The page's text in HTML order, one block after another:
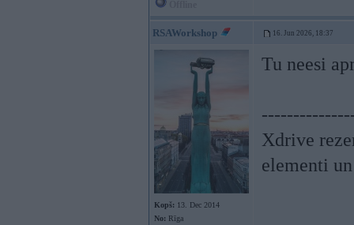
RSAWorkshop 16. Jun 2026, 18:37
Kopš: 13. Dec 2014
No: Rīga
Tu neesi
Xdrive
elementi